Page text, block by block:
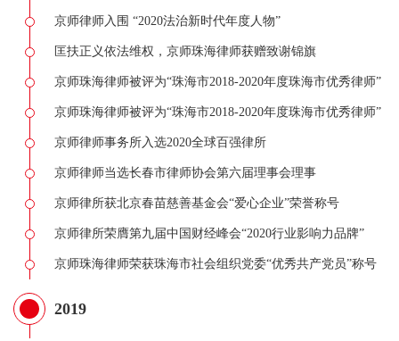
京师律师入围 “2020法治新时代年度人物”
匡扶正义依法维权，京师珠海律师获赠致谢锦旗
京师珠海律师被评为“珠海市2018-2020年度珠海市优秀律师”
京师珠海律师被评为“珠海市2018-2020年度珠海市优秀律师”
京师律师事务所入选2020全球百强律所
京师律师当选长春市律师协会第六届理事会理事
京师律所获北京春苗慈善基金会“爱心企业”荣誉称号
京师律所荣膺第九届中国财经峰会“2020行业影响力品牌”
京师珠海律师荣获珠海市社会组织党委“优秀共产党员”称号
2019